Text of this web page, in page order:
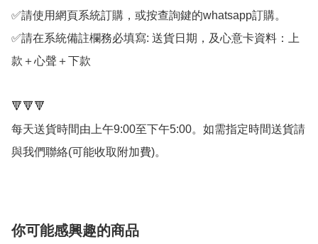
✅請使用網頁系統訂購，或按查詢鍵的whatsapp訂購。
✅請在系統備註欄務必填寫: 送貨日期，及心意卡資料：上
款＋心聲＋下款
🔻🔻🔻
每天送貨時間由上午9:00至下午5:00。如需指定時間送貨請
與我們聯絡(可能收取附加費)。
你可能感興趣的商品